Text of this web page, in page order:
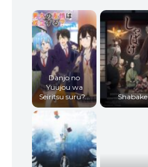
Danjo no
Yuujou wa
Seiritsu suru?...
Shabake